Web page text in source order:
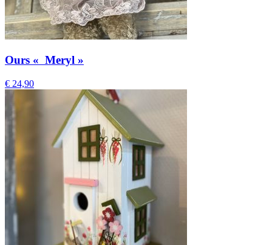
Ours « Meryl »
€ 24,90